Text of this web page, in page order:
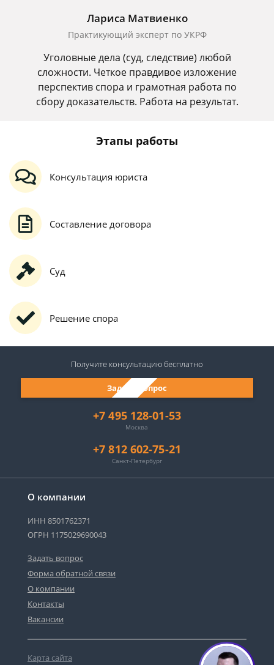
Лариса Матвиенко
Практикующий эксперт по УКРФ
Уголовные дела (суд, следствие) любой
сложности. Четкое правдивое изложение
перспектив спора и грамотная работа по
сбору доказательств. Работа на результат.
Этапы работы
Консультация юриста
Составление договора
Суд
Решение спора
О компании
ИНН 8501762371
ОГРН 1175029690043
Задать вопрос
Форма обратной связи
О компании
Контакты
Вакансии
Карта сайта
+7 495 128-01-53
Москва
+7 812 602-75-21
Санкт-Петербург
Задать вопрос
Получите консультациюбесплатно